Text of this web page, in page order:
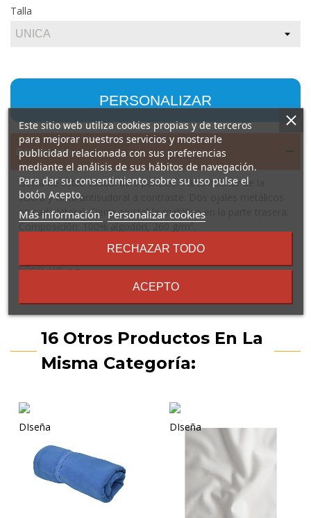
Talla
PERSONALIZAR
Descripción
Gorra de estilo casual de 6 paneles. Parte interior de la
visera y cinta antisudoral a contraste. Dos ojales metálicos
en cada lateral. Cierre ajustable metálico en la parte trasera.
Composición: 100% algodón, 260 g/m².
mínima de venta un pack completo.
16 Otros Productos En La
Misma Categoría:
Este sitio web utiliza cookies propias y de terceros
para mejorar nuestros servicios y mostrarle
publicidad relacionada con sus preferencias
mediante el análisis de sus hábitos de navegación.
Para dar su consentimiento sobre su uso pulse el
botón Acepto.
Más información sobre
términos
condiciones
Personalizar cookies
RECHAZAR TODO
ACEPTO